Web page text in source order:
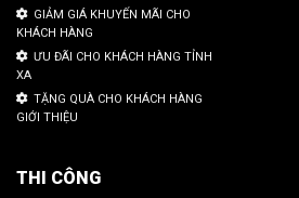
GIẢM GIÁ KHUYẾN MÃI CHO
KHÁCH HÀNG
ƯU ĐÃI CHO KHÁCH HÀNG TỈNH
XA
TẶNG QUÀ CHO KHÁCH HÀNG
GIỚI THIỆU
THI CÔNG